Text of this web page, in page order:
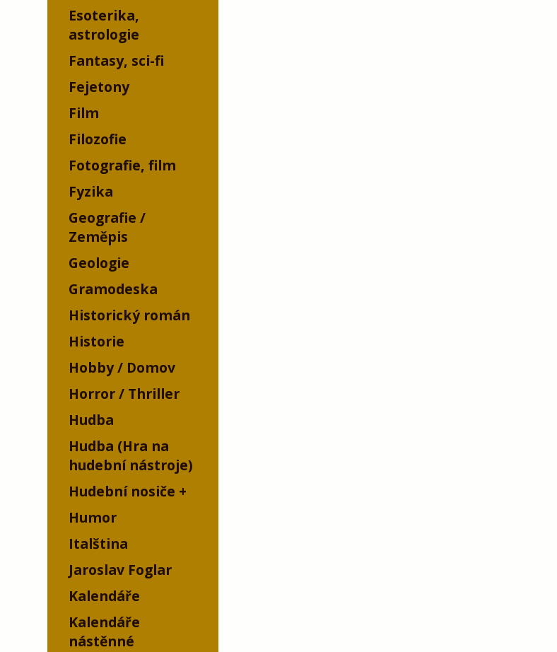
Esoterika,
astrologie
Fantasy, sci-fi
Fejetony
Film
Filozofie
Fotografie, film
Fyzika
Geografie /
Zeměpis
Geologie
Gramodeska
Historický román
Historie
Hobby / Domov
Horror / Thriller
Hudba
Hudba (Hra na
hudební nástroje)
Hudební nosiče
Humor
Italština
Jaroslav Foglar
Kalendáře
Kalendáře
nástěnné